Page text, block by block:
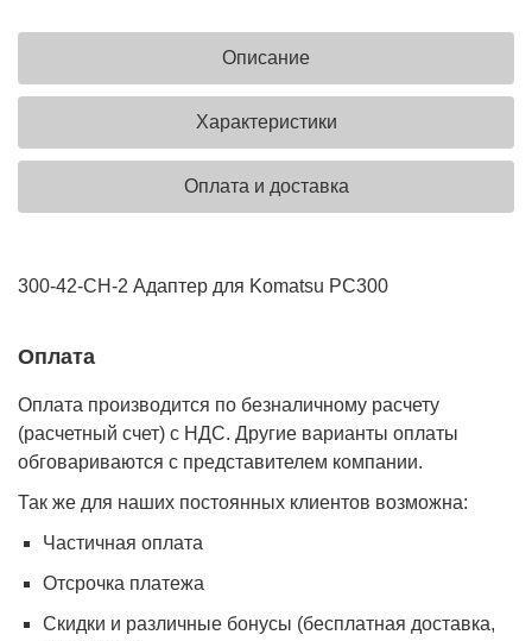
Описание
Характеристики
Оплата и доставка
300-42-CH-2 Адаптер для Komatsu PC300
Оплата
Оплата производится по безналичному расчету
(расчетный счет) с НДС. Другие варианты оплаты
обговариваются с представителем компании.
Так же для наших постоянных клиентов возможна:
Частичная оплата
Отсрочка платежа
Cкидки и различные бонусы (бесплатная доставка,